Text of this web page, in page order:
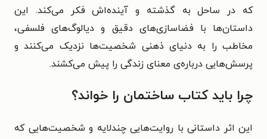
که در ساحل به گذشته و آینده‌اش فکر می‌کند. این
داستان‌ها با فضاسازی‌های دقیق و دیالوگ‌های فلسفی،
مخاطب را به دنیای ذهنی شخصیت‌ها نزدیک می‌کنند و
پرسش‌هایی درباره‌ی معنای زندگی را پیش می‌کشند.
چرا باید کتاب ساختمان را خواند؟
این اثر داستانی با روایت‌هایی چندلایه و شخصیت‌هایی که